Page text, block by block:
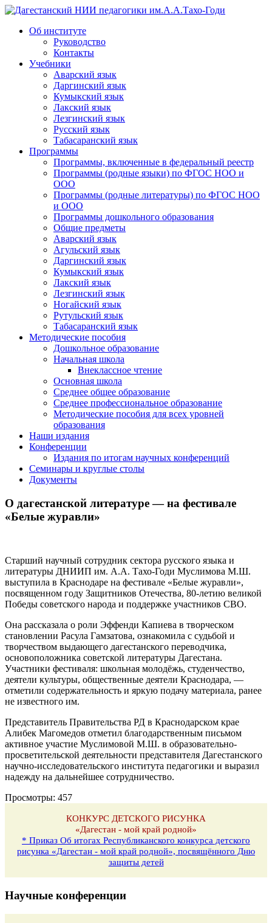
Дагестанский НИИ педагогики им.А.А.Тахо-Годи
Об институте
Руководство
Контакты
Учебники
Аварский язык
Даргинский язык
Кумыкский язык
Лакский язык
Лезгинский язык
Русский язык
Табасаранский язык
Программы
Программы, включенные в федеральный реестр
Программы (родные языки) по ФГОС НОО и
ООО
Программы (родные литературы) по ФГОС НОО
и ООО
Программы дошкольного образования
Общие предметы
Аварский язык
Агульский язык
Даргинский язык
Кумыкский язык
Лакский язык
Лезгинский язык
Ногайский язык
Рутульский язык
Табасаранский язык
Методические пособия
Дошкольное образование
Начальная школа
Внеклассное чтение
Основная школа
Среднее общее образование
Среднее профессиональное образование
Методические пособия для всех уровней
образования
Наши издания
Конференции
Издания по итогам научных конференций
Семинары и круглые столы
Документы
О дагестанской литературе — на фестивале
«Белые журавли»
Старший научный сотрудник сектора русского языка и
литературы ДНИИП им. А.А. Тахо-Годи Муслимова М.Ш.
выступила в Краснодаре на фестивале «Белые журавли»,
посвященном году Защитников Отечества, 80-летию великой
Победы советского народа и поддержке участников СВО.
Она рассказала о роли Эффенди Капиева в творческом
становлении Расула Гамзатова, ознакомила с судьбой и
творчеством выдающего дагестанского переводчика,
основоположника советской литературы Дагестана.
Участники фестиваля: школьная молодёжь, студенчество,
деятели культуры, общественные деятели Краснодара, —
отметили содержательность и яркую подачу материала, ранее
не известного им.
Представитель Правительства РД в Краснодарском крае
Алибек Магомедов отметил благодарственным письмом
активное участие Муслимовой М.Ш. в образовательно-
просветительской деятельности представителя Дагестанского
научно-исследовательского института педагогики и выразил
надежду на дальнейшее сотрудничество.
Просмотры: 457
КОНКУРС ДЕТСКОГО РИСУНКА
«Дагестан - мой край родной»
* Приказ Об итогах Республиканского конкурса детского
рисунка «Дагестан - мой край родной», посвящённого Дню
защиты детей
Научные конференции